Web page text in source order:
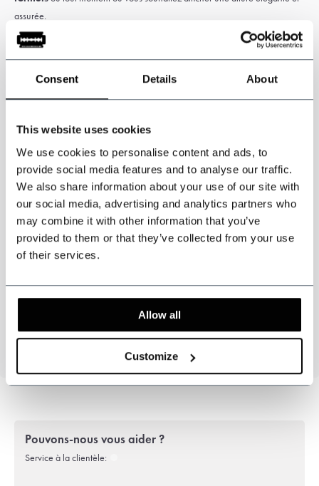
Consent Details About
This website uses cookies
We use cookies to personalise content and ads, to
provide social media features and to analyse our traffic.
We also share information about your use of our site with
our social media, advertising and analytics partners who
may combine it with other information that you’ve
provided to them or that they’ve collected from your use
of their services.
Allow all
Customize
assurée.
affirmé et élégant, ou combinez les différentes pièces séparément pour une
Attention :Des droits de douane et d'importation peuvent s'appliquer et
relèvent de la seule responsabilité du client.
Caractéristiques
Costume 3 pièces: Veste, gilet et pantalon.
Inspiré par les Peaky Blinders
Carreaux Prince-de-Galles
Pouvons-nous vous aider ?
Service à la clientèle: